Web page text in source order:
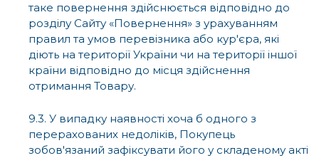
таке повернення здійснюється відповідно до
розділу Сайту «Повернення» з урахуванням
правил та умов перевізника або кур'єра, які
діють на території України чи на території іншої
країни відповідно до місця здійснення
отримання Товару.
9.3. У випадку наявності хоча б одного з
перерахованих недоліків, Покупець
зобов'язаний зафіксувати його у складеному акті